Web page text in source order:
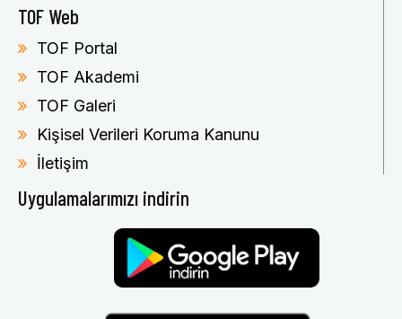
TOF Web
TOF Portal
TOF Akademi
TOF Galeri
Kişisel Verileri Koruma Kanunu
İletişim
Uygulamalarımızı indirin